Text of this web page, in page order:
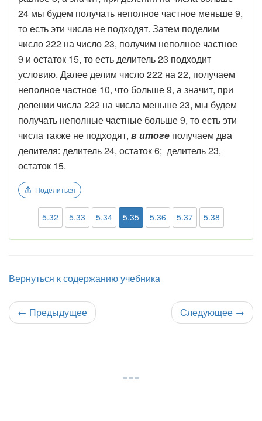
24 мы будем получать неполное частное меньше 9,
то есть эти числа не подходят. Затем поделим
число 222 на число 23, получим неполное частное
9 и остаток 15, то есть делитель 23 подходит
условию. Далее делим число 222 на 22, получаем
неполное частное 10, что больше 9, а значит, при
делении числа 222 на числа меньше 23, мы будем
получать неполные частные больше 9, то есть эти
числа также не подходят, в итоге получаем два
делителя: делитель 24, остаток 6; делитель 23,
остаток 15.
Поделиться
5.32 5.33 5.34 5.35 5.36 5.37 5.38
Вернуться к содержанию учебника
← Предыдущее Следующее →